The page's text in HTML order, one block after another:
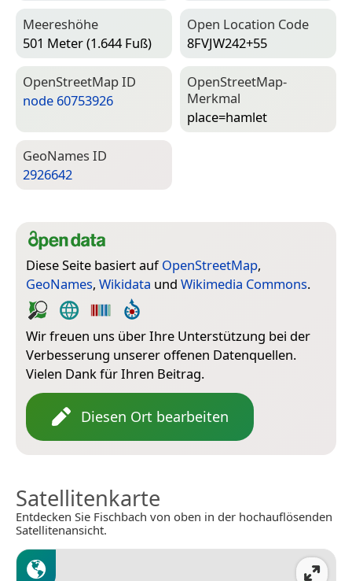
Meereshöhe
501 Meter (1.644 Fuß)
Open Location Code
8FVJW242+55
Open­Street­Map ID
node 60753926
Open­Street­Map-
Merkmal
place=­hamlet
Geo­Names ID
2926642
Diese Seite basiert aufOpenStreetMap,
GeoNames, Wikidata und Wikimedia Commons.
Wir freuen uns über Ihre Unterstützung bei der
Verbesserung unserer offenen Datenquellen.
Vielen Dank für Ihren Beitrag.
Diesen Ort bearbeiten
Satellitenkarte
Entdecken Sie Fischbach von oben in der hochauflösenden
Satellitenansicht.